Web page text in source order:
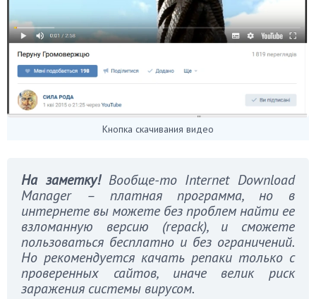
Кнопка скачивания видео
На заметку! Вообще-то Internet Download
Manager – платная программа, но в
интернете вы можете без проблем найти ее
взломанную версию (repack), и сможете
пользоваться бесплатно и без ограничений.
Но рекомендуется качать репаки только с
проверенных сайтов, иначе велик риск
заражения системы вирусом.